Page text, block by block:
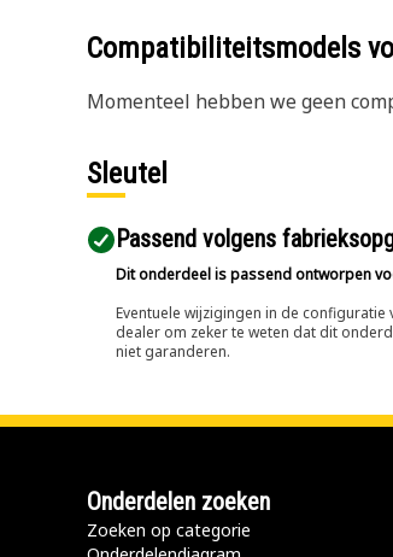
Compatibiliteitsmodels
Momenteel hebben we geen
Sleutel
Passend volgens
Dit onderdeel is passend ontworpen
Eventuele wijzigingen in de
dealer om zeker te weten dat dit
niet garanderen.
Onderdelen zoeken
Zoeken op categorie